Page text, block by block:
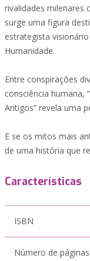
rivalidades milenares
surge uma figura
estrategista
Humanidade.
Entre conspirações
consciência humana,
Antigos” revela uma
E se os mitos mais
de uma história que
Características
ISBN
Número de páginas